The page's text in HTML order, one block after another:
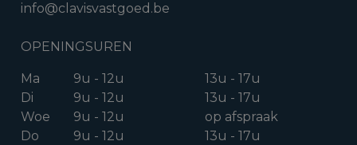
info@clavisvastgoed.be
OPENINGSUREN
Ma 9u - 12u
13u - 17u
Di
9u - 12u
13u - 17u
Woe
9u - 12u
op afspraak
Do
9u - 12u
13u - 17u